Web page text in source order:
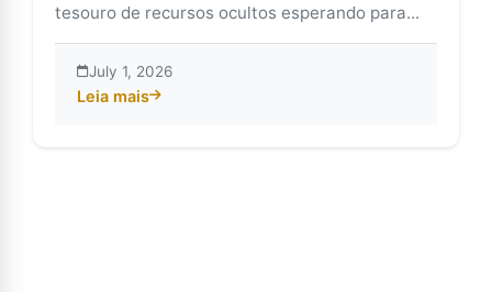
tesouro de recursos ocultos esperando para...
July 1, 2026
Leia mais
about Pikashow Desvendado: Dicas, Truques e